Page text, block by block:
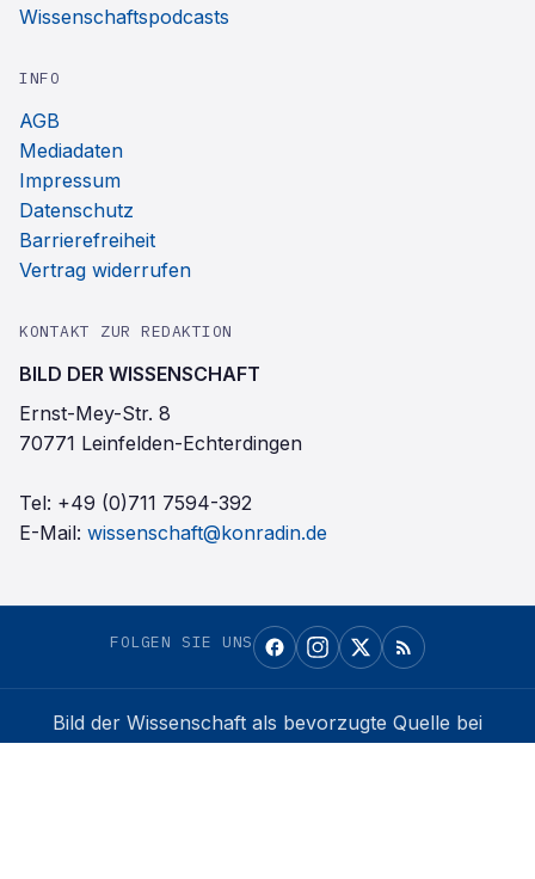
Wissenschaftspodcasts
INFO
AGB
Mediadaten
Impressum
Datenschutz
Barrierefreiheit
Vertrag widerrufen
KONTAKT ZUR REDAKTION
BILD DER WISSENSCHAFT
Ernst-Mey-Str. 8
70771 Leinfelden-Echterdingen
Tel: +49 (0)711 7594-392
E-Mail: wissenschaft@konradin.de
FOLGEN SIE UNS
Bild der Wissenschaft als bevorzugte Quelle bei